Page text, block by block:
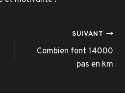
SUIVANT
Combien font 14000
pas en km